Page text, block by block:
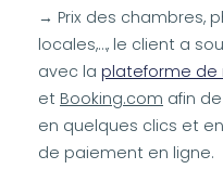
→ Prix des chambres,
locales,…, le client a
avec la plateforme de
et Booking.com afin
en quelques clics et
de paiement en ligne.